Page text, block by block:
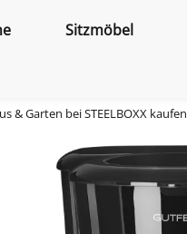
Sitzmöbel
& Garten bei STEELBOXX kaufen